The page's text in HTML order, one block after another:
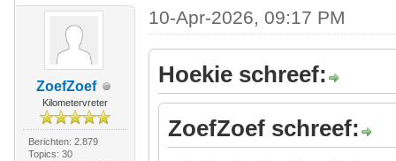
ZoefZoef
Kilometervreter
Berichten: 2.879
Topics: 30
10-Apr-2026, 09:17 PM
Hoekie schreef:
ZoefZoef schreef: